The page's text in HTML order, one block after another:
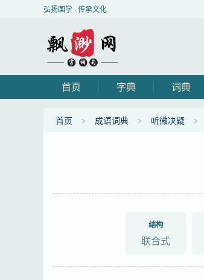
弘扬国学 · 传承文化
首页 字典 词典
首页 成语词典 听微决疑
结构
联合式